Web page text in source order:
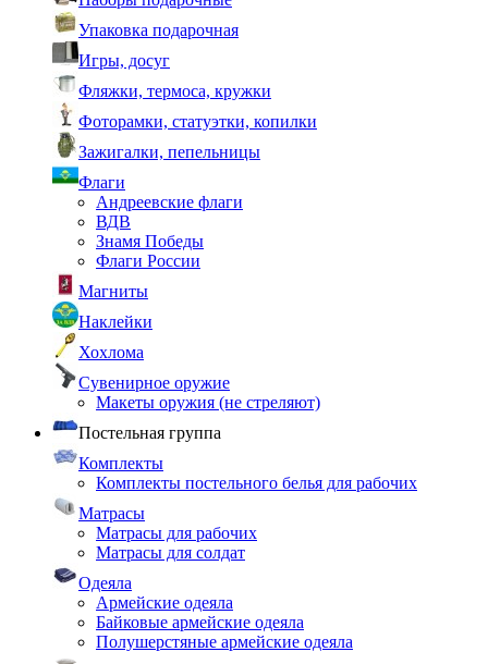
Упаковка подарочная
Игры, досуг
Фляжки, термоса, кружки
Фоторамки, статуэтки, копилки
Зажигалки, пепельницы
Флаги
Андреевские флаги
ВДВ
Знамя Победы
Флаги России
Магниты
Наклейки
Хохлома
Сувенирное оружие
Макеты оружия (не стреляют)
Постельная группа
Комплекты
Комплекты постельного белья для рабочих
Матрасы
Матрасы для рабочих
Матрасы для солдат
Одеяла
Армейские одеяла
Байковые армейские одеяла
Полушерстяные армейские одеяла